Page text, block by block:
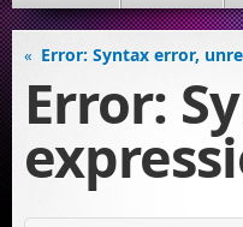
« Error: Syntax error,
Error: